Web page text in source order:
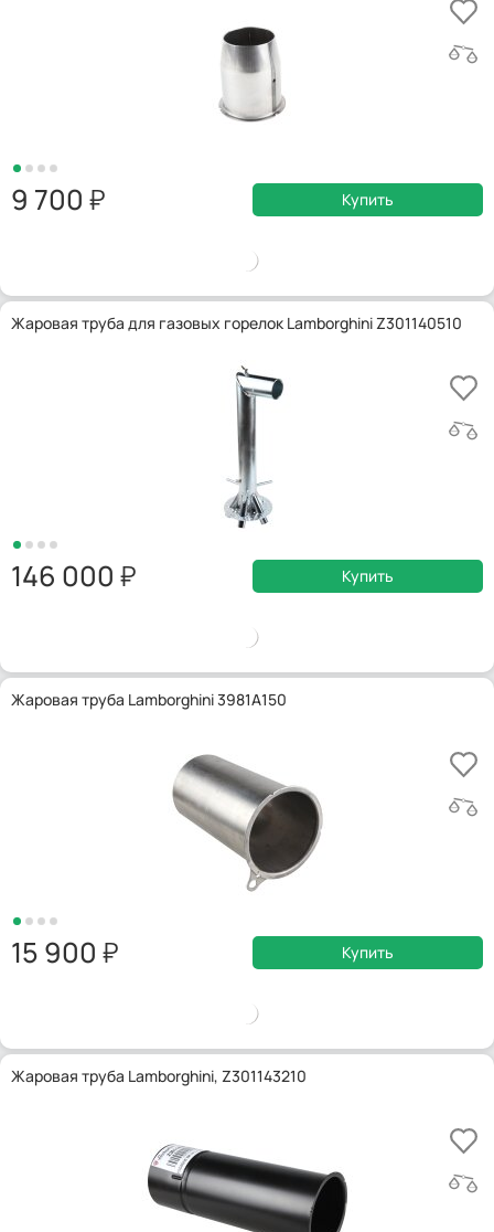
9 700 Купить
Жаровая труба для газовых горелок Lamborghini Z301140510
146 000 Купить
Жаровая труба Lamborghini 3981A150
15 900 Купить
Жаровая труба Lamborghini, Z301143210